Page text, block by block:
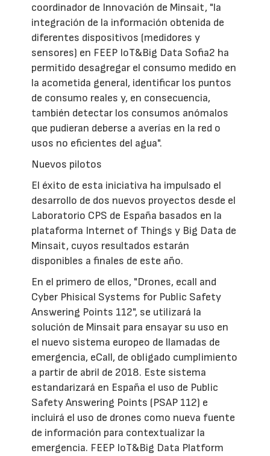
coordinador de Innovación de Minsait, "la
integración de la información obtenida de
diferentes dispositivos (medidores y
sensores) en FEEP IoT&Big Data Sofia2 ha
permitido desagregar el consumo medido en
la acometida general, identificar los puntos
de consumo reales y, en consecuencia,
también detectar los consumos anómalos
que pudieran deberse a averías en la red o
usos no eficientes del agua".
Nuevos pilotos
El éxito de esta iniciativa ha impulsado el
desarrollo de dos nuevos proyectos desde el
Laboratorio CPS de España basados en la
plataforma Internet of Things y Big Data de
Minsait, cuyos resultados estarán
disponibles a finales de este año.
En el primero de ellos, "Drones, ecall and
Cyber Phisical Systems for Public Safety
Answering Points 112", se utilizará la
solución de Minsait para ensayar su uso en
el nuevo sistema europeo de llamadas de
emergencia, eCall, de obligado cumplimiento
a partir de abril de 2018. Este sistema
estandarizará en España el uso de Public
Safety Answering Points (PSAP 112) e
incluirá el uso de drones como nueva fuente
de información para contextualizar la
emergencia. FEEP IoT&Big Data Platform